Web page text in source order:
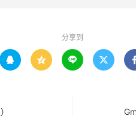
分享到
    